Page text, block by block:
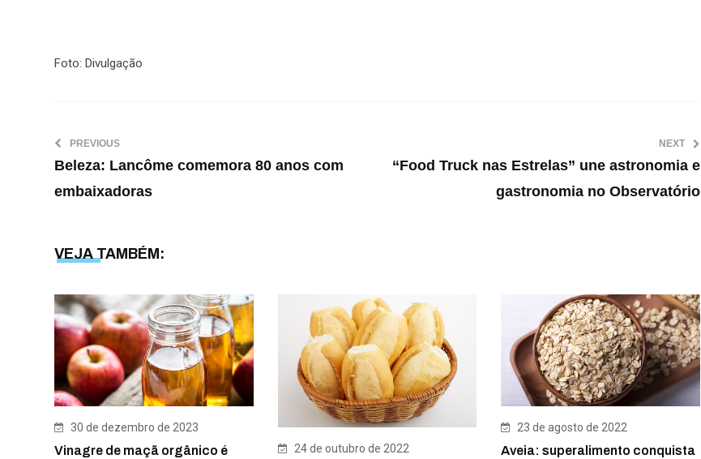
Foto: Divulgação
PREVIOUS
Beleza: Lancôme comemora 80 anos com
embaixadoras
NEXT
“Food Truck nas Estrelas” une astronomia e
gastronomia no Observatório
VEJA TAMBÉM:
30 de dezembro de 2023
Vinagre de maçã orgânico é
24 de outubro de 2022
23 de agosto de 2022
Aveia: superalimento conquista